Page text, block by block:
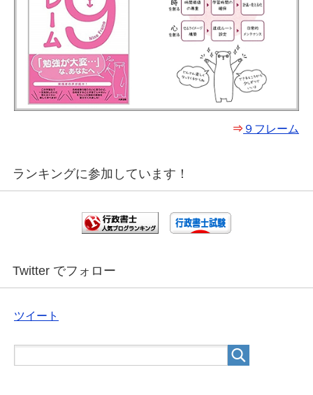
⇒ ９フレーム
ランキングに参加しています！
Twitter でフォロー
ツイート